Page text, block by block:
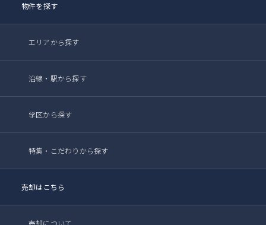
物件を探す
エリアから探す
沿線・駅から探す
学区から探す
特集・こだわりから探す
売却はこちら
売却について